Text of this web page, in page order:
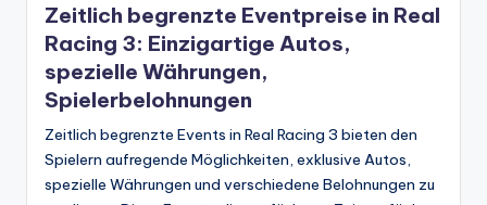
Zeitlich begrenzte Eventpreise in Real
Racing 3: Einzigartige Autos,
spezielle Währungen,
Spielerbelohnungen
Zeitlich begrenzte Events in Real Racing 3 bieten den
Spielern aufregende Möglichkeiten, exklusive Autos,
spezielle Währungen und verschiedene Belohnungen zu